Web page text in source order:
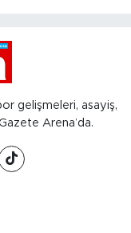
gelişmeleri, asayiş,
Arena’da.